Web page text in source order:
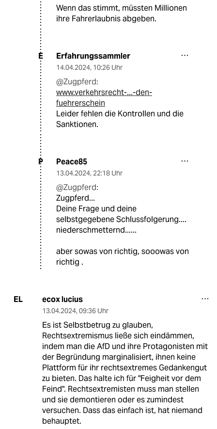
Wenn das stimmt, müssten Millionen
ihre Fahrerlaubnis abgeben.
E Erfahrungssammler
14.04.2024, 10:26 Uhr
@Zugpferd:
www.verkehrsrecht-...-den-
fuehrerschein
Leider fehlen die Kontrollen und die
Sanktionen.
P Peace85
13.04.2024, 22:18 Uhr
@Zugpferd:
Zugpferd...
Deine Frage und deine
selbstgegebene Schlussfolgerung....
niederschmetternd......
aber sowas von richtig, sooowas von
richtig .
EL ecox lucius
13.04.2024, 09:36 Uhr
Es ist Selbstbetrug zu glauben,
Rechtsextremismus ließe sich eindämmen,
indem man die AfD und ihre Protagonisten mit
der Begründung marginalisiert, ihnen keine
Plattform für ihr rechtsextremes Gedankengut
zu bieten. Das halte ich für "Feigheit vor dem
Feind". Rechtsextremisten muss man stellen
und sie demontieren oder es zumindest
versuchen. Dass das einfach ist, hat niemand
behauptet.